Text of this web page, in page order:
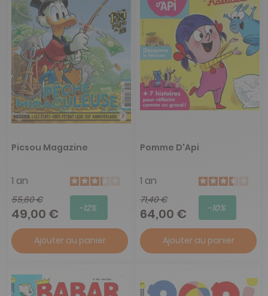
Picsou Magazine
1 an
55,60 €
49,00 € -12%
Ajouter au panier
Pomme D'Api
1 an
71,40 €
64,00 € -10%
Ajouter au panier